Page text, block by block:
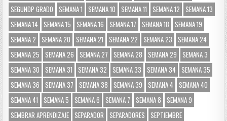
SEGUNDP GRADO
SEMANA 1 SEMANA 10 SEMANA 11 SEMANA 12
SEMANA 13
SEMANA 14
SEMANA 15 SEMANA 16 SEMANA 17 SEMANA 18
SEMANA 19
SEMANA 2
SEMANA 20 SEMANA 21 SEMANA 22 SEMANA 23
SEMANA 24
SEMANA 25
SEMANA 26 SEMANA 27 SEMANA 28 SEMANA 29
SEMANA 3
SEMANA 30
SEMANA 31 SEMANA 32 SEMANA 33 SEMANA 34
SEMANA 35
SEMANA 36
SEMANA 37 SEMANA 38 SEMANA 39 SEMANA 4
SEMANA 40
SEMANA 41
SEMANA 5 SEMANA 6 SEMANA 7 SEMANA 8
SEMANA 9
SEMBRAR APRENDIZAJE SEPARADOR SEPARADORES
SEPTIEMBRE